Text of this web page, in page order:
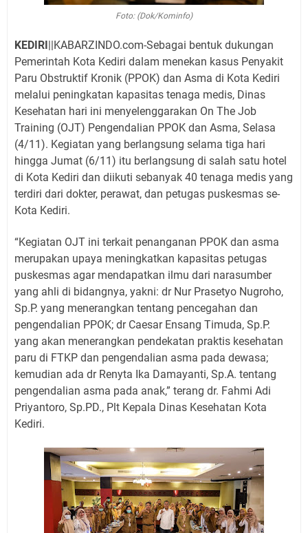
Foto: (Dok/Kominfo)
KEDIRI||KABARZINDO.com-Sebagai bentuk dukungan
Pemerintah Kota Kediri dalam menekan kasus Penyakit
Paru Obstruktif Kronik (PPOK) dan Asma di Kota Kediri
melalui peningkatan kapasitas tenaga medis, Dinas
Kesehatan hari ini menyelenggarakan On The Job
Training (OJT) Pengendalian PPOK dan Asma, Selasa
(4/11). Kegiatan yang berlangsung selama tiga hari
hingga Jumat (6/11) itu berlangsung di salah satu hotel
di Kota Kediri dan diikuti sebanyak 40 tenaga medis yang
terdiri dari dokter, perawat, dan petugas puskesmas se-
Kota Kediri.
“Kegiatan OJT ini terkait penanganan PPOK dan asma
merupakan upaya meningkatkan kapasitas petugas
puskesmas agar mendapatkan ilmu dari narasumber
yang ahli di bidangnya, yakni: dr Nur Prasetyo Nugroho,
Sp.P. yang menerangkan tentang pencegahan dan
pengendalian PPOK; dr Caesar Ensang Timuda, Sp.P.
yang akan menerangkan pendekatan praktis kesehatan
paru di FTKP dan pengendalian asma pada dewasa;
kemudian ada dr Renyta Ika Damayanti, Sp.A. tentang
pengendalian asma pada anak,” terang dr. Fahmi Adi
Priyantoro, Sp.PD., Plt Kepala Dinas Kesehatan Kota
Kediri.